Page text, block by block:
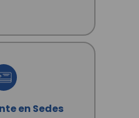
en Sedes